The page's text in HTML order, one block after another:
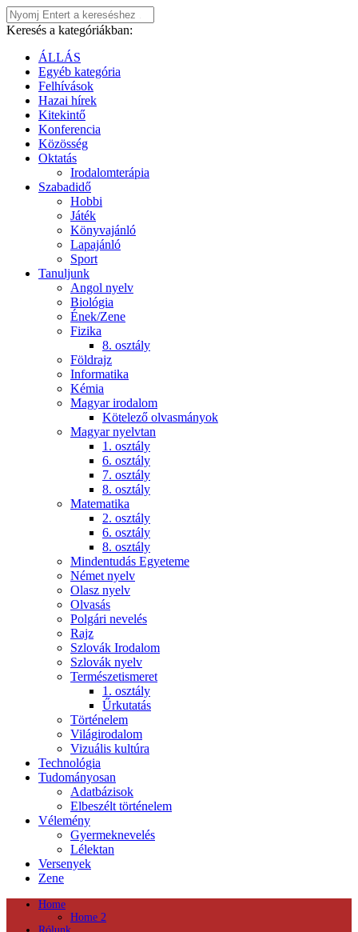
Keresés a kategóriákban:
ÁLLÁS
Egyéb kategória
Felhívások
Hazai hírek
Kitekintő
Konferencia
Közösség
Oktatás
Irodalomterápia
Szabadidő
Hobbi
Játék
Könyvajánló
Lapajánló
Sport
Tanuljunk
Angol nyelv
Biológia
Ének/Zene
Fizika
8. osztály
Földrajz
Informatika
Kémia
Magyar irodalom
Kötelező olvasmányok
Magyar nyelvtan
1. osztály
6. osztály
7. osztály
8. osztály
Matematika
2. osztály
6. osztály
8. osztály
Mindentudás Egyeteme
Német nyelv
Olasz nyelv
Olvasás
Polgári nevelés
Rajz
Szlovák Irodalom
Szlovák nyelv
Természetismeret
1. osztály
Űrkutatás
Történelem
Világirodalom
Vizuális kultúra
Technológia
Tudományosan
Adatbázisok
Elbeszélt történelem
Vélemény
Gyermeknevelés
Lélektan
Versenyek
Zene
Home
Home 2